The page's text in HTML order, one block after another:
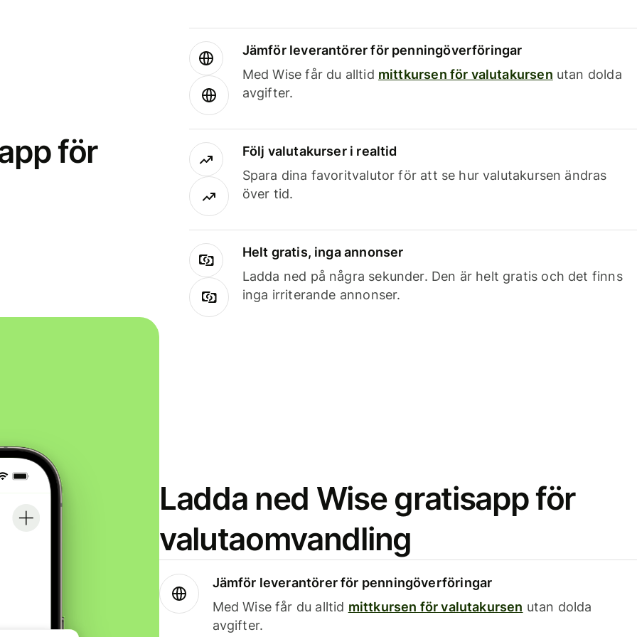
för
Jämför leverantörer för penningöverföringar
Med Wise får du alltid mittkursen för valutakursen utan dolda
avgifter.
Följ valutakurser i realtid
Spara dina favoritvalutor för att se hur valutakursen ändras
över tid.
Helt gratis, inga annonser
Ladda ned på några sekunder. Den är helt gratis och det finns
inga irriterande annonser.
Ladda ned Wise gratisapp för
valutaomvandling
Jämför leverantörer för penningöverföringar
Med Wise får du alltid mittkursen för valutakursen utan dolda
avgifter.